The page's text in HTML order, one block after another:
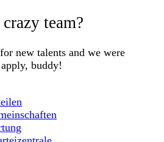
team?
new talents and we were
buddy!